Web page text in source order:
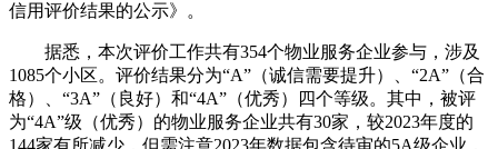
信用评价结果的公示》。
据悉，本次评价工作共有354个物业服务企业参与，涉及
1085个小区。评价结果分为“A”（诚信需要提升）、“2A”（合
格）、“3A”（良好）和“4A”（优秀）四个等级。其中，被评
为“4A”级（优秀）的物业服务企业共有30家，较2023年度的
144家有所减少，但需注意2023年数据包含待审的5A级企业，